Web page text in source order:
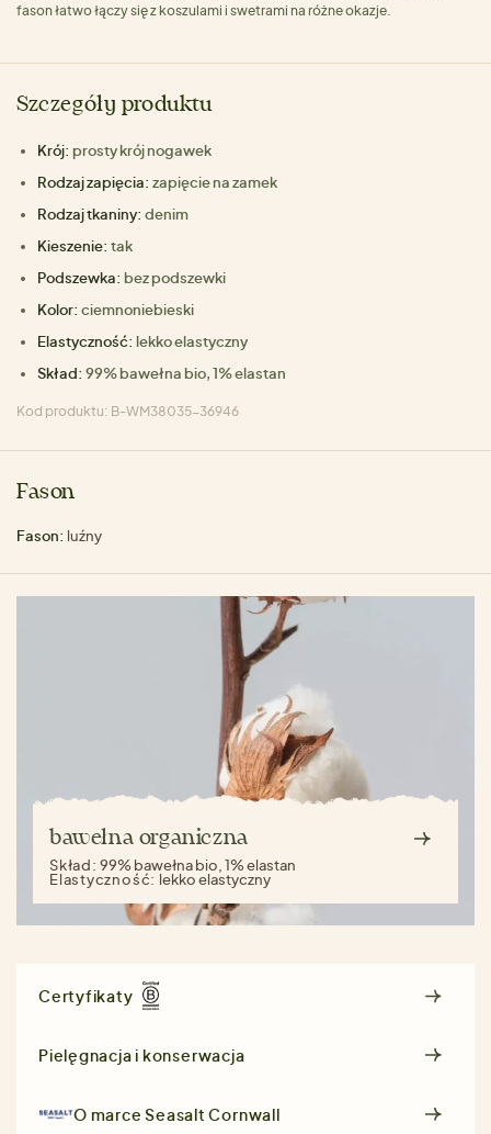
fason łatwo łączy się z koszulami i swetrami na różne okazje.
Szczegóły produktu
Krój: prosty krój nogawek
Rodzaj zapięcia: zapięcie na zamek
Rodzaj tkaniny: denim
Kieszenie: tak
Podszewka: bez podszewki
Kolor: ciemnoniebieski
Elastyczność: lekko elastyczny
Skład: 99% bawełna bio, 1% elastan
Kod produktu: B-WM38035-36946
Fason
Fason: luźny
bawełna organiczna
Skład:99% bawełna bio, 1% elastan
Elastyczność: lekko elastyczny
Certyfikaty
Pielęgnacja i konserwacja
O marceSeasalt Cornwall